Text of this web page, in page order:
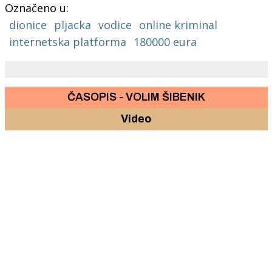
Označeno u:
dionice
pljacka vodice online kriminal
internetska platforma
180000 eura
ČASOPIS - VOLIM ŠIBENIK
Video